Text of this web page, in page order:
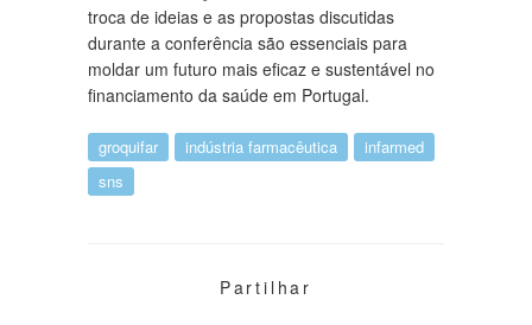
troca de ideias e as propostas discutidas
durante a conferência são essenciais para
moldar um futuro mais eficaz e sustentável no
financiamento da saúde em Portugal.
groquifar indústria farmacêutica
infarmed
sns
Partilhar